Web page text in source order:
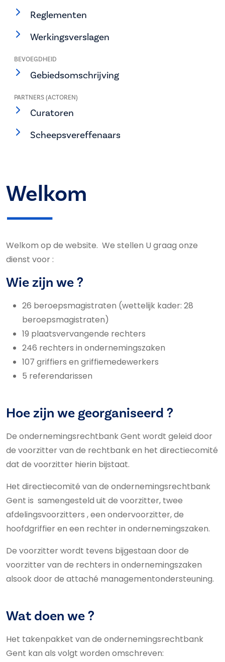
Reglementen
Werkingsverslagen
BEVOEGDHEID
Gebiedsomschrijving
PARTNERS (ACTOREN)
Curatoren
Scheepsvereffenaars
Welkom
Welkom op de website. We stellen U graag onze
dienst voor :
Wie zijn we ?
26 beroepsmagistraten (wettelijk kader: 28
beroepsmagistraten)
19 plaatsvervangende rechters
246 rechters in ondernemingszaken
107 griffiers en griffiemedewerkers
5 referendarissen
Hoe zijn we georganiseerd ?
De ondernemingsrechtbank Gent wordt geleid door
de voorzitter van de rechtbank en het directiecomité
dat de voorzitter hierin bijstaat.
Het directiecomité van de ondernemingsrechtbank
Gent is samengesteld uit de voorzitter, twee
afdelingsvoorzitters , een ondervoorzitter, de
hoofdgriffier en een rechter in ondernemingszaken.
De voorzitter wordt tevens bijgestaan door de
voorzitter van de rechters in ondernemingszaken
alsook door de attaché managementondersteuning.
Wat doen we ?
Het takenpakket van de ondernemingsrechtbank
Gent kan als volgt worden omschreven: